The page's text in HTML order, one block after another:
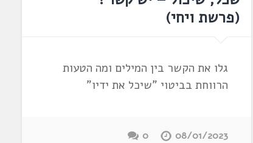
(פרשת ויחי)
גלו את הקשר בין המילים ומה הטעות
הרווחת בביטוי "שיכל את ידיו"
08/01/2023
0